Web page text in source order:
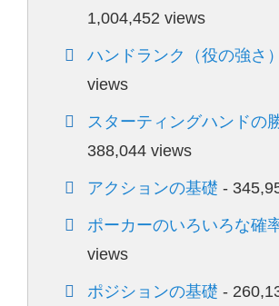
1,004,452 views
ハンドランク（役の強さ）
views
スターティングハンドの
388,044 views
アクションの基礎 -
ポーカーのいろいろな確
views
ポジションの基礎 -